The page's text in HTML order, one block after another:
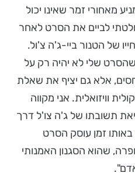
מאחורי זמר שאינו יכול
לביים את הסרט לאחר
של הטנור ביי-ג'ה צ'ול.
שהסרט שלי לא יהיה רק על
אלא גם יציף את שאלת
וויזואלית. אני מקווה
תשובתו של ג'ה צו'ל דרך
באותו זמן עוסק הסרט
שהוא הסגנון האמנותי